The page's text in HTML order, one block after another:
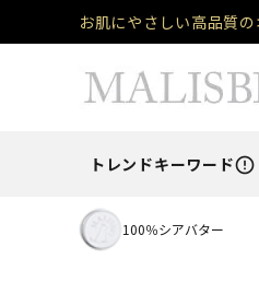
お肌にやさしい高品質
トレンドキーワードerror_outline
100％シアバター